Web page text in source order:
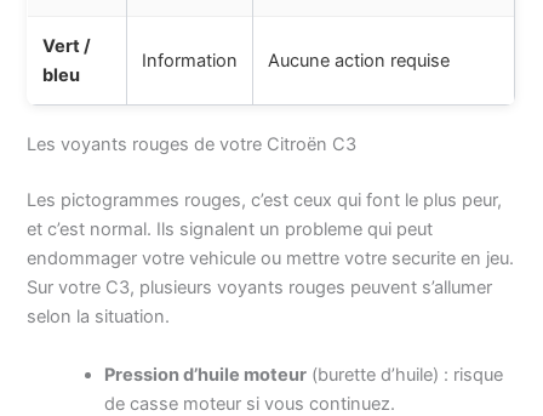
Vert /
bleu
Information Aucune action requise
Les voyants rouges de votre Citroën C3
Les pictogrammes rouges, c’est ceux qui font le plus peur,
et c’est normal. Ils signalent un probleme qui peut
endommager votre vehicule ou mettre votre securite en jeu.
Sur votre C3, plusieurs voyants rouges peuvent s’allumer
selon la situation.
Pression d’huile moteur (burette d’huile) : risque
de casse moteur si vous continuez.